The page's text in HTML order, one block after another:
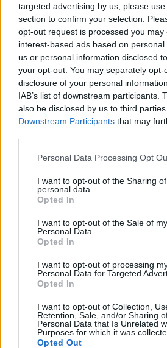
targeted advertising by us, please
section to confirm your selection.
opt-out request is processed you may
interest-based ads based on
us or personal information disclosed
your opt-out. You may separately
disclosure of your personal
IAB’s list of downstream participants.
also be disclosed by us to third
Downstream Participants that may
Please note that this website/app
not limited to your visit or usage
grant or deny consent to Google and
use your data for below specified
consent section.
Personal Data Processing Opt
I want to opt-out of the Sharing
personal data.
Opted In
I want to opt-out of the Sale of my
Personal Data.
Opted In
I want to opt-out of processing
Personal Data for Targeted
Opted In
I want to opt-out of Collection,
Retention, Sale, and/or Sharing
Personal Data that Is Unrelated
Purposes for which it was
Opted Out
ΠΟΛΙΤΙΚΉ
Μαρινάκης: «Το δημογραφικό δεν
περιμένει»